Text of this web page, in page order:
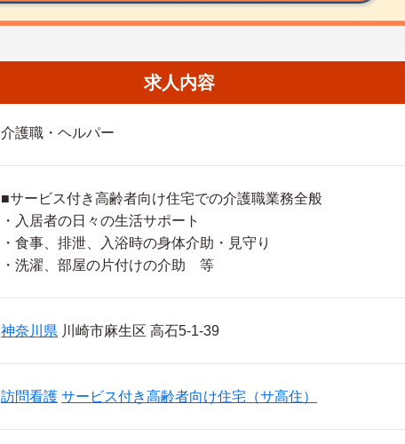
求人内容
介護職・ヘルパー
■サービス付き高齢者向け住宅での介護職業務全般
・入居者の日々の生活サポート
・食事、排泄、入浴時の身体介助・見守り
・洗濯、部屋の片付けの介助 等
神奈川県 川崎市麻生区 高石5-1-39
訪問看護 サービス付き高齢者向け住宅（サ高住）